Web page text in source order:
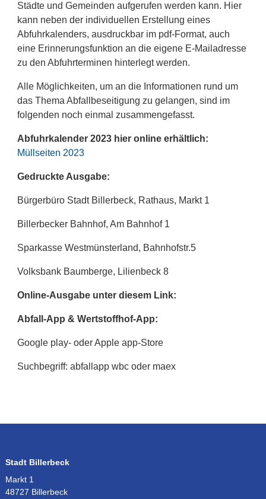
Städte und Gemeinden aufgerufen werden kann. Hier
kann neben der individuellen Erstellung eines
Abfuhrkalenders, ausdruckbar im pdf-Format, auch
eine Erinnerungsfunktion an die eigene E-Mailadresse
zu den Abfuhrterminen hinterlegt werden.
Alle Möglichkeiten, um an die Informationen rund um
das Thema Abfallbeseitigung zu gelangen, sind im
folgenden noch einmal zusammengefasst.
Abfuhrkalender 2023 hier online erhältlich:
Müllseiten 2023
Gedruckte Ausgabe:
Bürgerbüro Stadt Billerbeck, Rathaus, Markt 1
Billerbecker Bahnhof, Am Bahnhof 1
Sparkasse Westmünsterland, Bahnhofstr.5
Volksbank Baumberge, Lilienbeck 8
Online-Ausgabe unter diesem Link:
Abfall-App & Wertstoffhof-App:
Google play- oder Apple app-Store
Suchbegriff: abfallapp wbc oder maex
Stadt Billerbeck
Markt 1
48727 Billerbeck